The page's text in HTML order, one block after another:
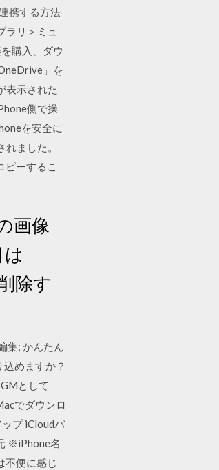
携する方法
ラリ＞ミュ
購入、ダウ
」を
表示された
側で操
を安全に
ました。
ーするこ
画像
除す
集; かんたん
めますか？
として
でダウンロ
プ iCloudバ
※iPhone名
不便に感じ